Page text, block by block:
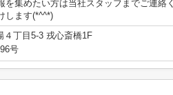
集めたい方は当社スタッフまでご連絡く
します(*^^*)
４丁目5-3 戎心斎橋1F
号